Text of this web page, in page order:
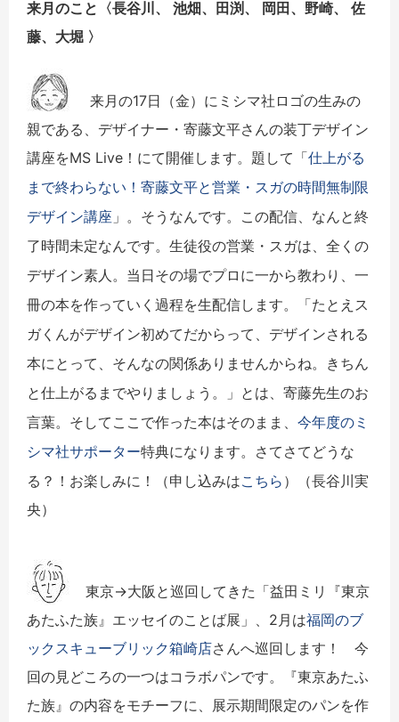
来月のこと〈長谷川、 池畑、田渕、 岡田、野崎、 佐
藤、大堀 〉
来月の17日（金）にミシマ社ロゴの生みの
親である、デザイナー・寄藤文平さんの装丁デザイン
講座をMS Live！にて開催します。題して
「 仕上がる
まで終わらない！ 寄藤文平と営業・スガの時間無制限
デザイン講座 」。 そうなんです。この配信、なんと終
了時間未定なんです。 生徒役の営業・スガは、全くの
デザイン素人。 当日その場でプロに一から教わり、 一
冊の本を作っていく過程を生配信します。
「 たとえス
ガくんがデザイン初めてだからって、 デザインされる
本にとって、そんなの関係ありませんからね。
きちん
と仕上がるまでやりましょう。」とは、寄藤先生のお
言葉。 そしてここで作った本はそのまま、 今年度のミ
シマ社サポーター特典になります。さてさてどうな
る？！お楽しみに！（申し込みはこちら ）（長谷川実
央）
東京→大阪と巡回してきた「益田ミリ『東京
あたふた族』エッセイのことば展」、2月は福岡のブ
ックスキューブリック箱崎店さんへ巡回します！ 今
回の見どころの一つはコラボパンです。『東京あたふ
た族』の内容をモチーフに、展示期間限定のパンを作